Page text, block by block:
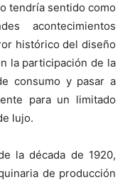
tendría sentido como
acontecimientos
histórico del diseño
la participación de la
consumo y pasar a
para un limitado
lujo.
la década de 1920,
de producción